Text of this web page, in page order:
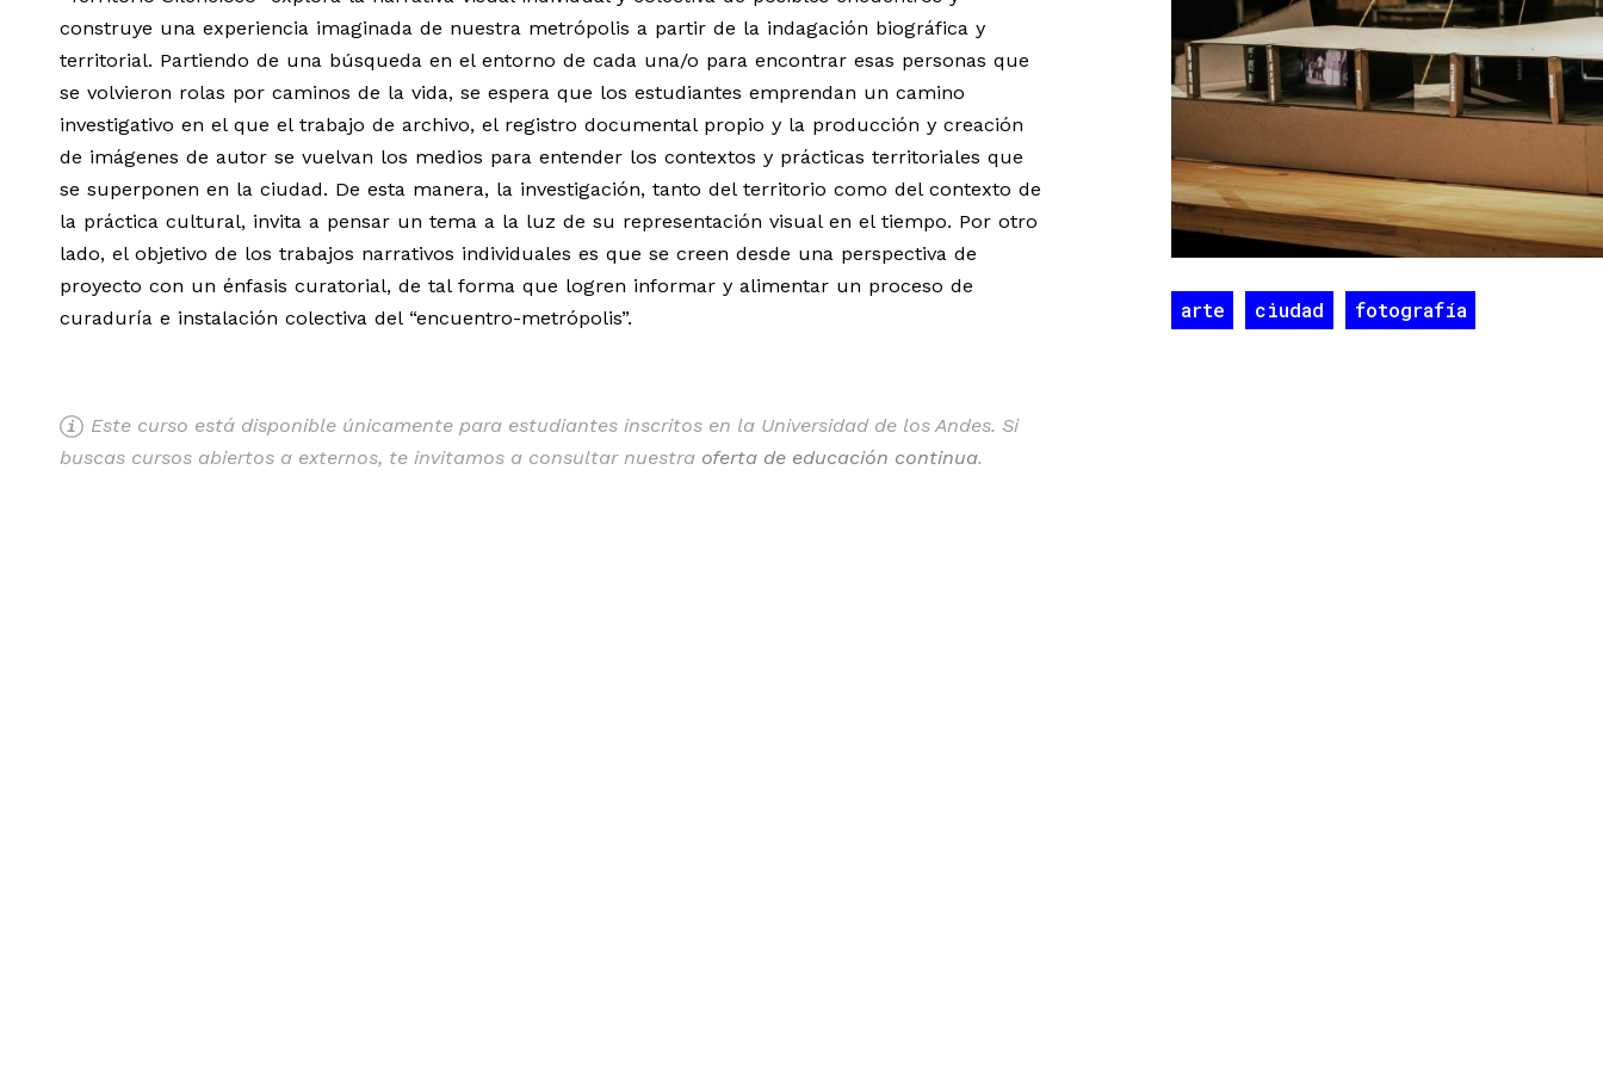
arte ciudad fotografía
construye una experiencia imaginada de nuestra metrópolis a partir de la indagación biográfica y
territorial. Partiendo de una búsqueda en el entorno de cada una/o para encontrar esas personas que
se volvieron rolas por caminos de la vida, se espera que los estudiantes emprendan un camino
investigativo en el que el trabajo de archivo, el registro documental propio y la producción y creación
de imágenes de autor se vuelvan los medios para entender los contextos y prácticas territoriales que
se superponen en la ciudad. De esta manera, la investigación, tanto del territorio como del contexto de
la práctica cultural, invita a pensar un tema a la luz de su representación visual en el tiempo. Por otro
lado, el objetivo de los trabajos narrativos individuales es que se creen desde una perspectiva de
proyecto con un énfasis curatorial, de tal forma que logren informar y alimentar un proceso de
curaduría e instalación colectiva del “encuentro-metrópolis”.
Este curso está disponible únicamente para estudiantes inscritos en la Universidad de los Andes. Si
buscas cursos abiertos a externos, te invitamos a consultar nuestra oferta de educación continua.